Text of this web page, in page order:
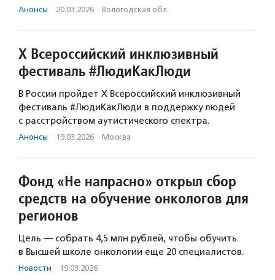
Анонсы · 20.03.2026 · Вологодская обл.
X Всероссийский инклюзивный
фестиваль #ЛюдиКакЛюди
В России пройдет X Всероссийский инклюзивный
фестиваль #ЛюдиКакЛюди в поддержку людей
с расстройством аутистического спектра.
Анонсы · 19.03.2026 · Москва
Фонд «Не напрасно» открыл сбор
средств на обучение онкологов для
регионов
Цель — собрать 4,5 млн рублей, чтобы обучить
в Высшей школе онкологии еще 20 специалистов.
Новости · 19.03.2026